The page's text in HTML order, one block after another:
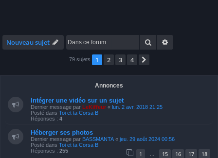
Nouveau sujet Rechercher
79 sujets 1 2 3 4
Annonces
Intégrer une vidéo sur un sujet
Dernier message par LeKiffeur « lun. 2 avr. 2018 21:25
Posté dans Toi et ta Corsa B
Réponses : 4
Héberger ses photos
Dernier message par BASSMANTA « jeu. 29 août 2024 00:56
Posté dans Toi et ta Corsa B
Réponses : 255 1 15 16 17 18